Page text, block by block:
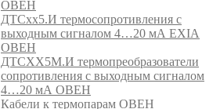
ОВЕН
ДТСхх5.И термосопротивления с
выходным сигналом 4…20 мА EXIA
ОВЕН
ДТСХХ5М.И термопреобразователи
сопротивления с выходным сигналом
4…20 мА ОВЕН
Кабели к термопарам ОВЕН